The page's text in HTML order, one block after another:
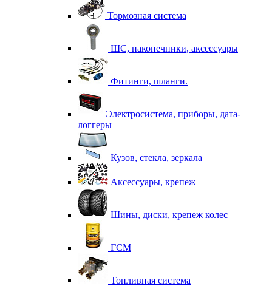
Тормозная система
ШС, наконечники, аксессуары
Фитинги, шланги.
Электросистема, приборы, дата-
логгеры
Кузов, стекла, зеркала
Аксессуары, крепеж
Шины, диски, крепеж колес
ГСМ
Топливная система